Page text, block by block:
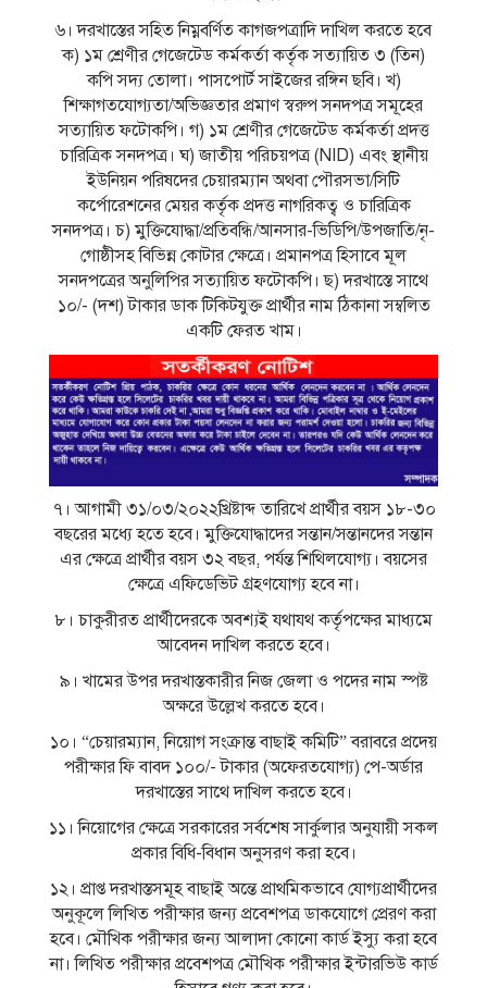
৬। দরখাস্তের সহিত নিম্নবর্ণিত কাগজপত্রাদি দাখিল করতে হবে
ক) ১ম শ্রেণীর গেজেটেড কর্মকর্তা কর্তৃক সত্যায়িত ৩ (তিন)
কপি সদ্য তােলা। পাসপাের্ট সাইজের রঙ্গিন ছবি। খ)
শিক্ষাগতযােগ্যতা/অভিজ্ঞতার প্রমাণ স্বরুপ সনদপত্র সমূহের
সত্যায়িত ফটোকপি। গ) ১ম শ্রেণীর গেজেটেড কর্মকর্তা প্রদত্ত
চারিত্রিক সনদপত্র। ঘ) জাতীয় পরিচয়পত্র (NID) এবং স্থানীয়
ইউনিয়ন পরিষদের চেয়ারম্যান অথবা পৌরসভা/সিটি
কর্পোরেশনের মেয়র কর্তৃক প্রদত্ত নাগরিকত্ব ও চারিত্রিক
সনদপত্র। চ) মুক্তিযােদ্ধা/প্রতিবন্ধি/আনসার-ভিডিপি/উপজাতি/নৃ-
গােষ্ঠীসহ বিভিন্ন কোটার ক্ষেত্রে। প্রমানপত্র হিসাবে মূল
সনদপত্রের অনুলিপির সত্যায়িত ফটোকপি। ছ) দরখাস্তে সাথে
১০/- (দশ) টাকার ডাক টিকিটযুক্ত প্রার্থীর নাম ঠিকানা সম্বলিত
একটি ফেরত খাম।
৭। আগামী ৩১/০৩/২০২২খ্রিষ্টাব্দ তারিখে প্রার্থীর বয়স ১৮-৩০
বছরের মধ্যে হতে হবে। মুক্তিযােদ্ধাদের সন্তান/সন্তানদের সন্তান
এর ক্ষেত্রে প্রার্থীর বয়স ৩২ বছর, পর্যন্ত শিথিলযােগ্য। বয়সের
ক্ষেত্রে এফিডেভিট গ্রহণযােগ্য হবে না।
৮। চাকুরীরত প্রার্থীদেরকে অবশ্যই যথাযথ কর্তৃপক্ষের মাধ্যমে
আবেদন দাখিল করতে হবে।
৯। খামের উপর দরখাস্তকারীর নিজ জেলা ও পদের নাম স্পষ্ট
অক্ষরে উল্লেখ করতে হবে।
১০। “চেয়ারম্যান, নিয়ােগ সংক্রান্ত বাছাই কমিটি” বরাবরে প্রদেয়
পরীক্ষার ফি বাবদ ১০০/- টাকার (অফেরতযােগ্য) পে-অর্ডার
দরখাস্তের সাথে দাখিল করতে হবে।
১১। নিয়ােগের ক্ষেত্রে সরকারের সর্বশেষ সার্কুলার অনুযায়ী সকল
প্রকার বিধি-বিধান অনুসরণ করা হবে।
১২। প্রাপ্ত দরখাস্তসমূহ বাছাই অন্তে প্রাথমিকভাবে যােগ্যপ্রার্থীদের
অনুকূলে লিখিত পরীক্ষার জন্য প্রবেশপত্র ডাকযােগে প্রেরণ করা
হবে। মৌখিক পরীক্ষার জন্য আলাদা কোনাে কার্ড ইস্যু করা হবে
না। লিখিত পরীক্ষার প্রবেশপত্র মৌখিক পরীক্ষার ইন্টারভিউ কার্ড